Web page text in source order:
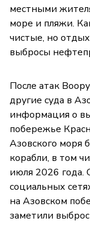
местными
море и пляжи.
чистые, но
выбросы
После атак
другие суда в
информация о
побережье
Азовского моря
корабли, в том
июля 2026 года.
социальных
на Азовском
заметили